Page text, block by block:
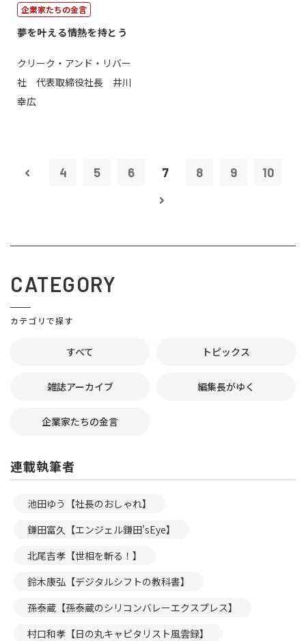
企業家たちの金言
夢を叶える情熱を持とう
クリーク・アンド・リバー
社 代表取締役社長 井川
幸広
4 5 6 7 8 9 10
CATEGORY
カテゴリで探す
すべて トピックス
雑誌アーカイブ 編集長がゆく
企業家たちの金言
連載執筆者
池田ゆう【社長のおしゃれ】
鎌田富久【エンジェル鎌田’sEye】
北尾吉孝【世相を斬る！】
鈴木康弘【デジタルシフトの教科書】
孫泰蔵【孫泰蔵のシリコンバレーエクスプレス】
村口和孝【日の丸キャピタリスト風雲録】